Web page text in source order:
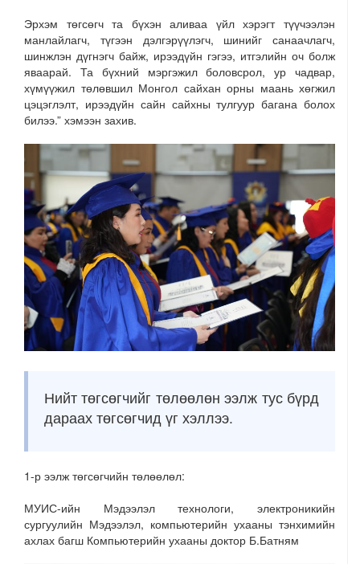
Эрхэм төгсөгч та бүхэн аливаа үйл хэрэгт түүчээлэн
манлайлагч, түгээн дэлгэрүүлэгч, шинийг санаачлагч,
шинжлэн дүгнэгч байж, ирээдүйн гэгээ, итгэлийн оч болж
яваарай. Та бүхний мэргэжил боловсрол, ур чадвар,
хүмүүжил төлөвшил Монгол сайхан орны маань хөгжил
цэцэглэлт, ирээдүйн сайн сайхны тулгуур багана болох
билээ.” хэмээн захив.
Нийт төгсөгчийг төлөөлөн ээлж тус бүрд
дараах төгсөгчид үг хэллээ.
1-р ээлж төгсөгчийн төлөөлөл:
МУИС-ийн Мэдээлэл технологи, электроникийн
сургуулийн Мэдээлэл, компьютерийн ухааны тэнхимийн
ахлах багш Компьютерийн ухааны доктор Б.Батням